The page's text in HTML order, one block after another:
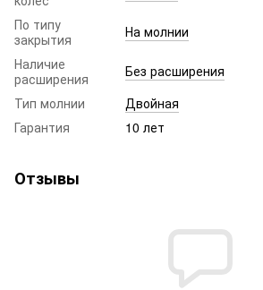
По типу
закрытия
На молнии
Наличие
расширения
Без расширения
Тип молнии
Двойная
Гарантия
10 лет
Отзывы